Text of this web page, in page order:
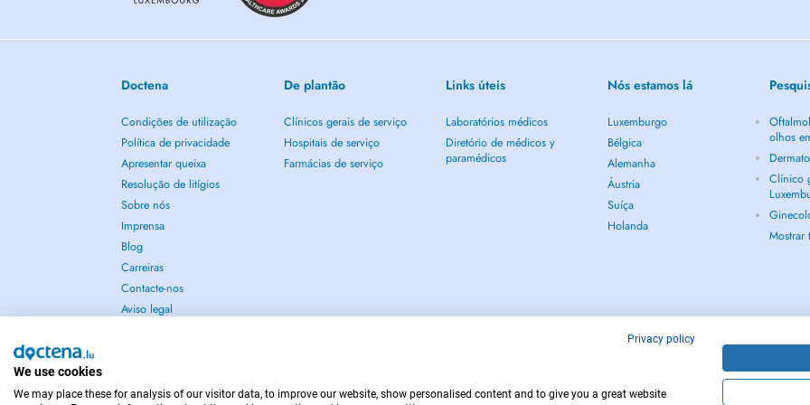
Doctena
Condições de utilização
Política de privacidade
Apresentar queixa
Resolução de litígios
Sobre nós
Imprensa
Blog
Carreiras
Contacte-nos
Aviso legal
De plantão
Clínicos gerais de serviço
Hospitais de serviço
Farmácias de serviço
Links úteis
Laboratórios médicos
Diretório de médicos y
paramédicos
Nós estamos lá
Luxemburgo
Bélgica
Alemanha
Áustria
Suíça
Holanda
olhos
Clínico
Privacy policy
We use cookies
We may place these for analysis of our visitor data, to improve our website, show personalised content and to give you a great website